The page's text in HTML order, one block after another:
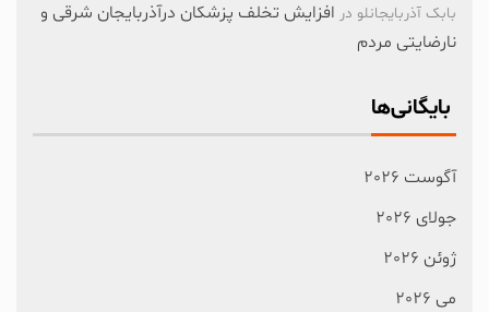
بابک آذربایجانلو در افزایش تخلف پزشکان درآذربایجان شرقی و
نارضایتی مردم
بایگانی‌ها
آگوست 2026
جولای 2026
ژوئن 2026
می 2026